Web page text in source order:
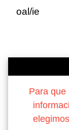
oal/ie
Para que